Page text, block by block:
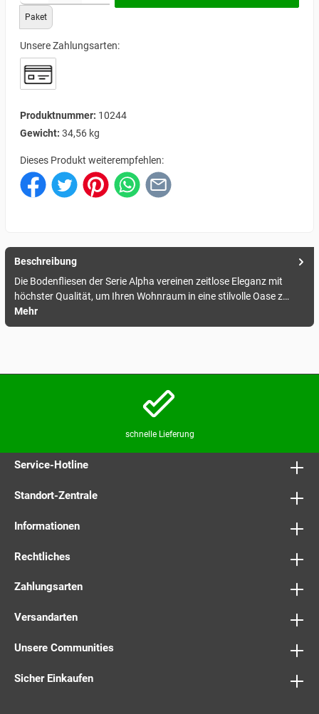
Paket
Unsere Zahlungsarten:
Produktnummer: 10244
Gewicht: 34,56 kg
Dieses Produkt weiterempfehlen:
Beschreibung
Die Bodenfliesen der Serie Alpha vereinen zeitlose Eleganz mit
höchster Qualität, um Ihren Wohnraum in eine stilvolle Oase z…
Mehr
schnelle Lieferung
Service-Hotline
Standort-Zentrale
Informationen
Rechtliches
Zahlungsarten
Versandarten
Unsere Communities
Sicher Einkaufen